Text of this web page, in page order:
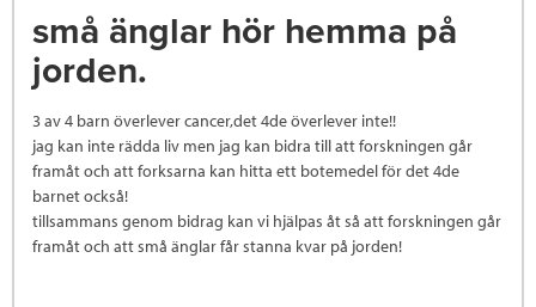
små änglar hör hemma på
jorden.
3 av 4 barn överlever cancer,det 4de överlever inte!!
jag kan inte rädda liv men jag kan bidra till att forskningen går
framåt och att forksarna kan hitta ett botemedel för det 4de
barnet också!
tillsammans genom bidrag kan vi hjälpas åt så att forskningen går
framåt och att små änglar får stanna kvar på jorden!